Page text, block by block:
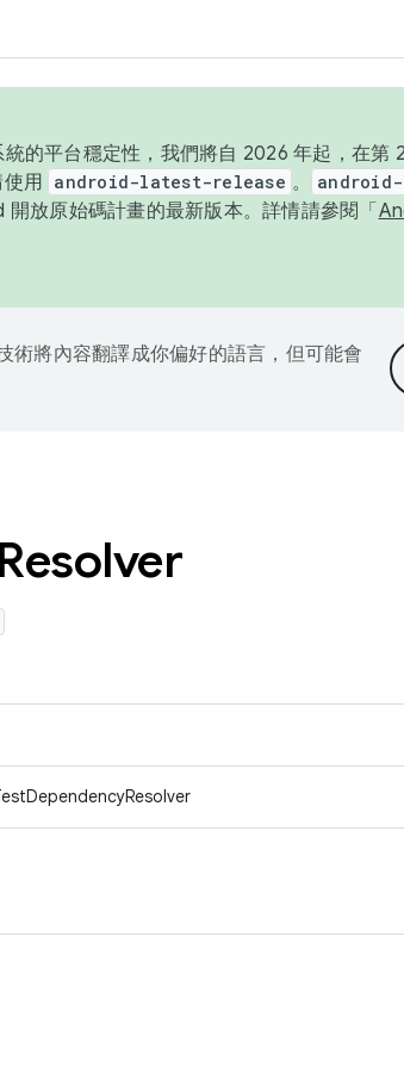
的平台穩定性，我們將自 2026 年起，在第
用 android-latest-release 。
放原始碼計畫的最新版本。詳情請參閱「
術將內容翻譯成你偏好的語言，但可能會